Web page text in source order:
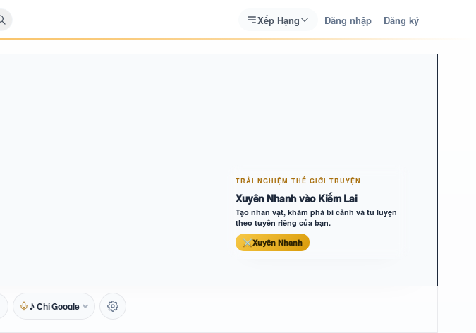
Xếp Hạng Đăng nhập Đăng ký
TRẢI NGHIỆM THẾ GIỚI TRUYỆN
Xuyên Nhanh vào Kiếm Lai
Tạo nhân vật, khám phá bí cảnh và tu luyện
theo tuyến riêng của bạn.
⚔Xuyên Nhanh
♪ Chị Google